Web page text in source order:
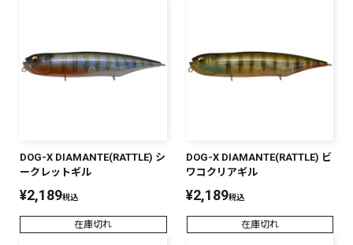
DOG-X DIAMANTE(RATTLE) シ
ークレットギル
¥2,189税込
在庫切れ
DOG-X DIAMANTE(RATTLE) ビ
ワコクリアギル
¥2,189税込
在庫切れ